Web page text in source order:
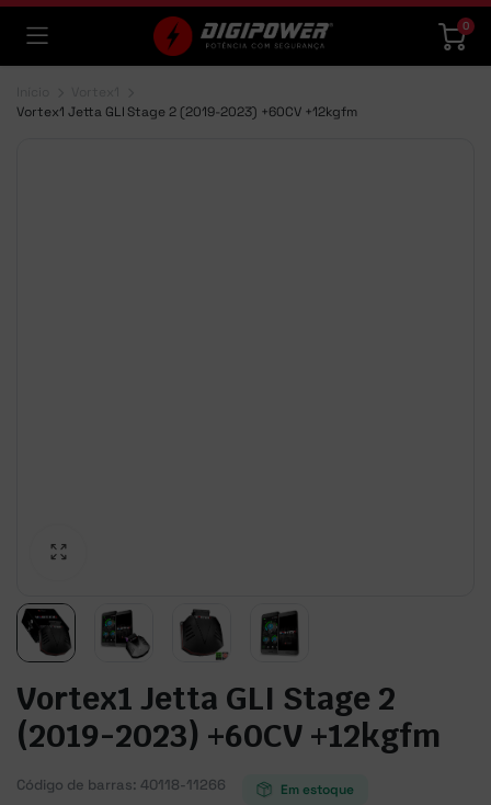
0
Vortex1 Jetta GLI Stage 2 (2019-2023) +60CV +12kgfm
Vortex1 Jetta GLI Stage 2
(2019-2023) +60CV +12kgfm
Código de barras: 40118-11266 Em estoque